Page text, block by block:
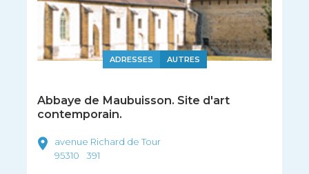
ADRESSES AUTRES
Abbaye de Maubuisson. Site d'art
contemporain.
avenue Richard de Tour
95310
391